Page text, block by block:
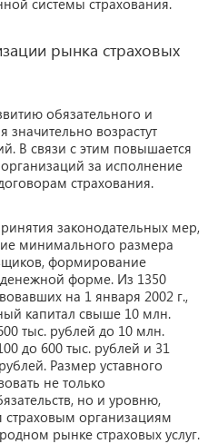
системы страхования.
рынка страховых
обязательного и
значительно возрастут
В связи с этим повышается
организаций за исполнение
страхования.
законодательных мер,
минимального размера
формирование
денежной форме. Из 1350
на 1 января 2002 г.,
капитал свыше 10 млн.
тыс. рублей до 10 млн.
до 600 тыс. рублей и 31
Размер уставного
не только
но и уровню,
организациям
рынке страховых услуг.